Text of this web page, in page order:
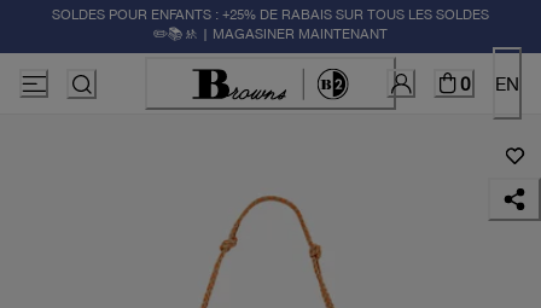
SOLDES POUR ENFANTS : +25% DE RABAIS SUR TOUS LES SOLDES
✏️📚🚸 | MAGASINER MAINTENANT
0 EN